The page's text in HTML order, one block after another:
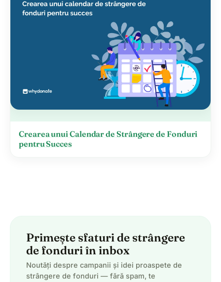
Crearea unui Calendar de Strângere de Fonduri
pentru Succes
Primește sfaturi de strângere
de fonduri în inbox
Noutăți despre campanii și idei proaspete de
strângere de fonduri — fără spam, te